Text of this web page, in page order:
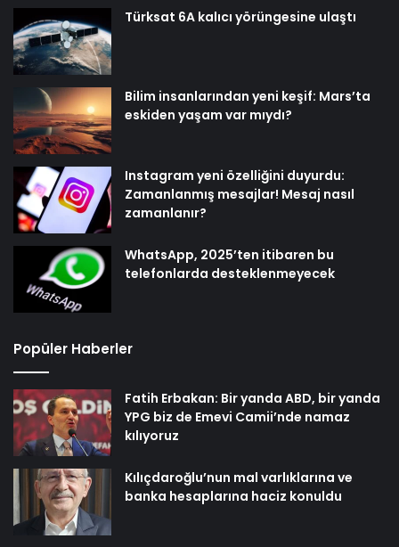
Türksat 6A kalıcı yörüngesine ulaştı
Bilim insanlarından yeni keşif: Mars’ta
eskiden yaşam var mıydı?
Instagram yeni özelliğini duyurdu:
Zamanlanmış mesajlar! Mesaj nasıl
zamanlanır?
WhatsApp, 2025’ten itibaren bu
telefonlarda desteklenmeyecek
Popüler Haberler
Fatih Erbakan: Bir yanda ABD, bir yanda
YPG biz de Emevi Camii’nde namaz
kılıyoruz
Kılıçdaroğlu’nun mal varlıklarına ve
banka hesaplarına haciz konuldu